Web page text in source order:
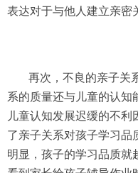
表达对于与他人建立亲密
再次，不良的亲子关
系的质量还与儿童的认
儿童认知发展迟缓的不
了亲子关系对孩子学习
明显，孩子的学习品质就